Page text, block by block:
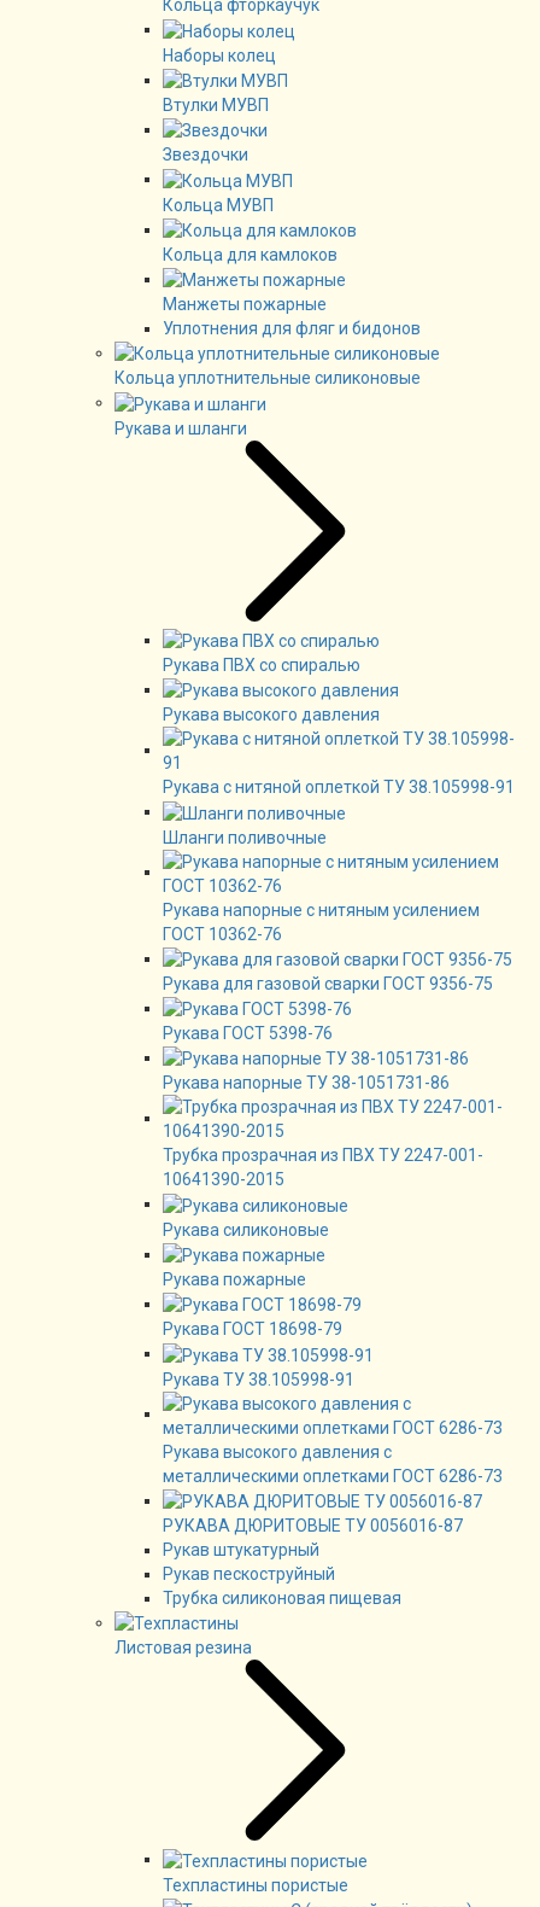
Кольца фторкаучук
Наборы колец
Втулки МУВП
Звездочки
Кольца МУВП
Кольца для камлоков
Манжеты пожарные
Уплотнения для фляг и бидонов
Кольца уплотнительные силиконовые
Рукава и шланги
Рукава ПВХ со спиралью
Рукава высокого давления
Рукава с нитяной оплеткой ТУ 38.105998-91
Шланги поливочные
Рукава напорные с нитяным усилением
ГОСТ 10362-76
Рукава для газовой сварки ГОСТ 9356-75
Рукава ГОСТ 5398-76
Рукава напорные ТУ 38-1051731-86
Трубка прозрачная из ПВХ ТУ 2247-001-
10641390-2015
Рукава силиконовые
Рукава пожарные
Рукава ГОСТ 18698-79
Рукава ТУ 38.105998-91
Рукава высокого давления с
металлическими оплетками ГОСТ 6286-73
РУКАВА ДЮРИТОВЫЕ ТУ 0056016-87
Рукав штукатурный
Рукав пескоструйный
Трубка силиконовая пищевая
Листовая резина
Техпластины пористые